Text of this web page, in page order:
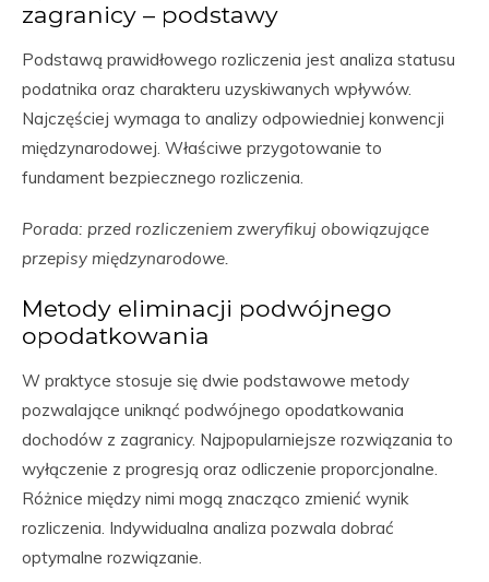
zagranicy – podstawy
Podstawą prawidłowego rozliczenia jest analiza statusu
podatnika oraz charakteru uzyskiwanych wpływów.
Najczęściej wymaga to analizy odpowiedniej konwencji
międzynarodowej. Właściwe przygotowanie to
fundament bezpiecznego rozliczenia.
Porada: przed rozliczeniem zweryfikuj obowiązujące
przepisy międzynarodowe.
Metody eliminacji podwójnego
opodatkowania
W praktyce stosuje się dwie podstawowe metody
pozwalające uniknąć podwójnego opodatkowania
dochodów z zagranicy. Najpopularniejsze rozwiązania to
wyłączenie z progresją oraz odliczenie proporcjonalne.
Różnice między nimi mogą znacząco zmienić wynik
rozliczenia. Indywidualna analiza pozwala dobrać
optymalne rozwiązanie.